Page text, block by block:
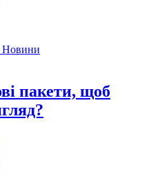
Новини
пакети, щоб